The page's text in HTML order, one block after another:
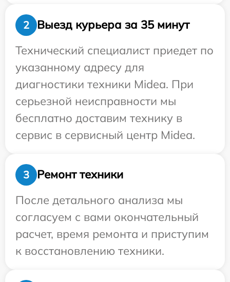
2
Выезд курьера за 35 минут
Технический специалист приедет по
указанному адресу для
диагностики техники Midea. При
серьезной неисправности мы
бесплатно доставим технику в
сервис в сервисный центр Midea.
3
Ремонт техники
После детального анализа мы
согласуем с вами окончательный
расчет, время ремонта и приступим
к восстановлению техники.